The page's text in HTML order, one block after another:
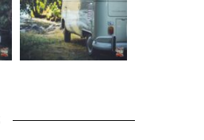
Août 10
108
0